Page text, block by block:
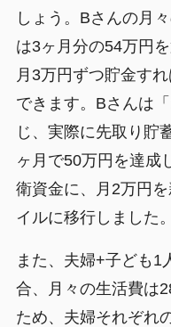
しょう。Bさんの月
は3ヶ月分の54万円
月3万円ずつ貯金す
できます。Bさんは
じ、実際に先取り貯
ヶ月で50万円を達成
衛資金に、月2万円
イルに移行しました。
また、夫婦+子ども1
合、月々の生活費は
ため、夫婦それぞれ